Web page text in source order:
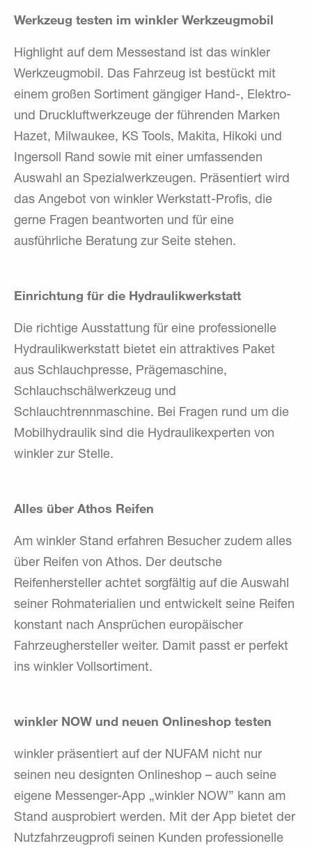
Werkzeug testen im winkler Werkzeugmobil
Highlight auf dem Messestand ist das winkler
Werkzeugmobil. Das Fahrzeug ist bestückt mit
einem großen Sortiment gängiger Hand-, Elektro-
und Druckluftwerkzeuge der führenden Marken
Hazet, Milwaukee, KS Tools, Makita, Hikoki und
Ingersoll Rand sowie mit einer umfassenden
Auswahl an Spezialwerkzeugen. Präsentiert wird
das Angebot von winkler Werkstatt-Profis, die
gerne Fragen beantworten und für eine
ausführliche Beratung zur Seite stehen.
Einrichtung für die Hydraulikwerkstatt
Die richtige Ausstattung für eine professionelle
Hydraulikwerkstatt bietet ein attraktives Paket
aus Schlauchpresse, Prägemaschine,
Schlauchschälwerkzeug und
Schlauchtrennmaschine. Bei Fragen rund um die
Mobilhydraulik sind die Hydraulikexperten von
winkler zur Stelle.
Alles über Athos Reifen
Am winkler Stand erfahren Besucher zudem alles
über Reifen von Athos. Der deutsche
Reifenhersteller achtet sorgfältig auf die Auswahl
seiner Rohmaterialien und entwickelt seine Reifen
konstant nach Ansprüchen europäischer
Fahrzeughersteller weiter. Damit passt er perfekt
ins winkler Vollsortiment.
winkler NOW und neuen Onlineshop testen
winkler präsentiert auf der NUFAM nicht nur
seinen neu designten Onlineshop – auch seine
eigene Messenger-App „winkler NOW” kann am
Stand ausprobiert werden. Mit der App bietet der
Nutzfahrzeugprofi seinen Kunden professionelle